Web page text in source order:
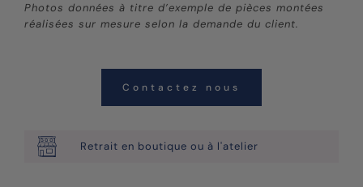
Photos données à titre d’exemple de pièces montées
réalisées sur mesure selon la demande du client.
Contactez nous
Retrait en boutique ou à l'atelier